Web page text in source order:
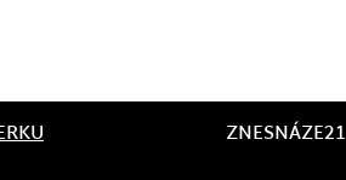
ZNESNÁZE21